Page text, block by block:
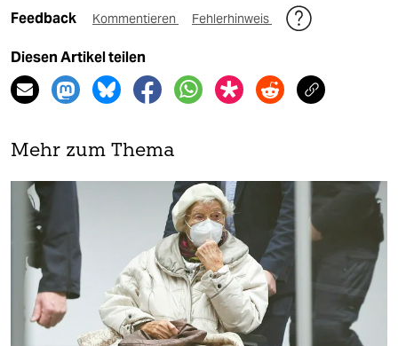
Feedback Kommentieren Fehlerhinweis
Diesen Artikel teilen
Mehr zum Thema